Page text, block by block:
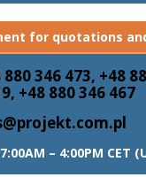
for quotations
346 473, +48
+48 880 346 467
– 4:00PM CET